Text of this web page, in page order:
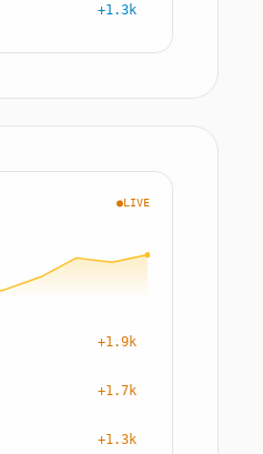
+1.3k
●LIVE
+1.9k
+1.7k
+1.3k